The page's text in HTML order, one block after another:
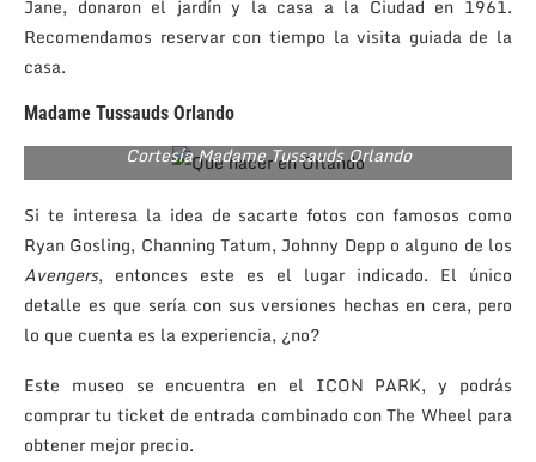
Jane, donaron el jardín y la casa a la Ciudad en 1961.
Recomendamos reservar con tiempo la visita guiada de la
casa.
Madame Tussauds Orlando
Cortesía Madame Tussauds Orlando
Si te interesa la idea de sacarte fotos con famosos como
Ryan Gosling, Channing Tatum, Johnny Depp o alguno de los
Avengers, entonces este es el lugar indicado. El único
detalle es que sería con sus versiones hechas en cera, pero
lo que cuenta es la experiencia, ¿no?
Este museo se encuentra en el ICON PARK, y podrás
comprar tu ticket de entrada combinado con The Wheel para
obtener mejor precio.